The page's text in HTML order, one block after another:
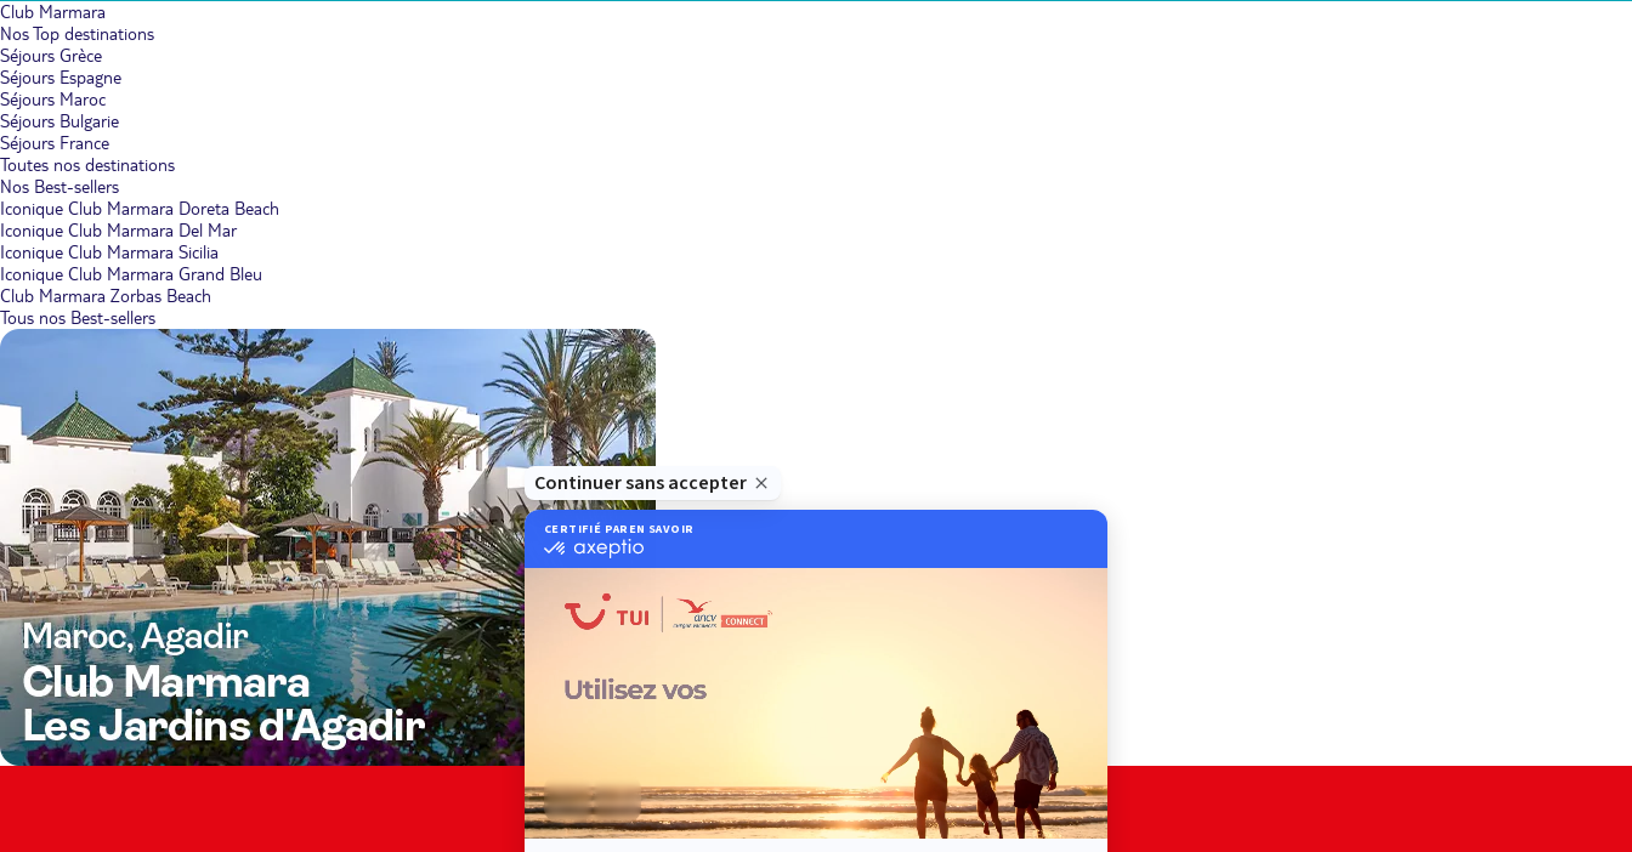
Club Marmara
Nos Top destinations
Séjours Grèce
Séjours Espagne
Séjours Maroc
Séjours Bulgarie
Séjours France
Toutes nos destinations
Nos Best-sellers
Iconique Club Marmara Doreta Beach
Iconique Club Marmara Del Mar
Iconique Club Marmara Sicilia
Iconique Club Marmara Grand Bleu
Club Marmara Zorbas Beach
Tous nos Best-sellers